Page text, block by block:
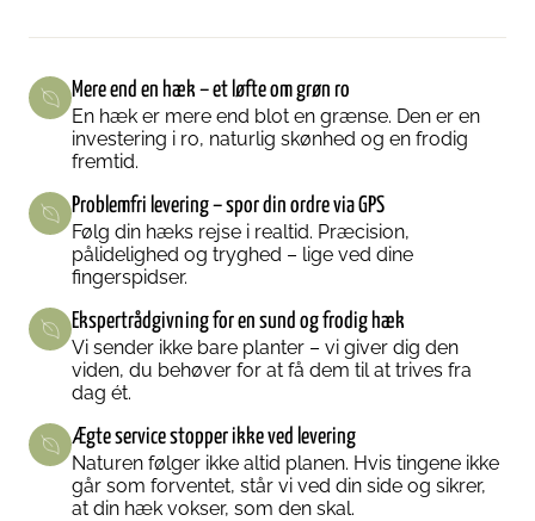
Mere end en hæk – et løfte om grøn ro
En hæk er mere end blot en grænse. Den er en
investering i ro, naturlig skønhed og en frodig
fremtid.
Problemfri levering – spor din ordre via GPS
Følg din hæks rejse i realtid. Præcision,
pålidelighed og tryghed – lige ved dine
fingerspidser.
Ekspertrådgivning for en sund og frodig hæk
Vi sender ikke bare planter – vi giver dig den
viden, du behøver for at få dem til at trives fra
dag ét.
Ægte service stopper ikke ved levering
Naturen følger ikke altid planen. Hvis tingene ikke
går som forventet, står vi ved din side og sikrer,
at din hæk vokser, som den skal.